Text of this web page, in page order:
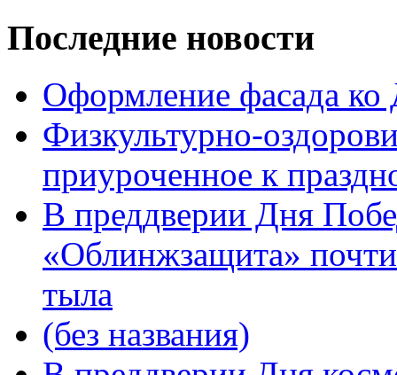
Последние новости
Оформление фасада
Физкультурно-
приуроченное к
В преддверии Дня
«Облинжзащита»
тыла
(без названия)